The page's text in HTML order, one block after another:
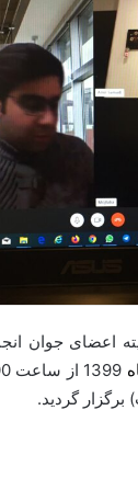
اعضای جوان
گردید.